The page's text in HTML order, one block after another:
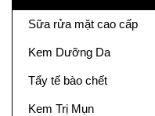
Sữa rửa mặt cao cấp
Kem Dưỡng Da
Tẩy tế bào chết
Kem Trị Mụn